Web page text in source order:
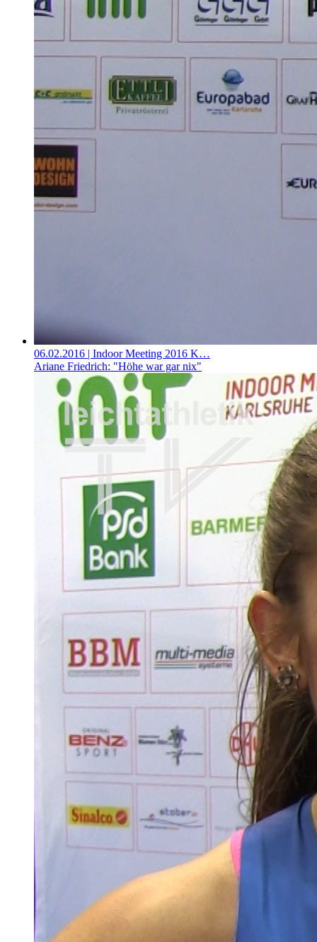
06.02.2016 | Indoor Meeting 2016 K…
Ariane Friedrich: "Höhe war gar nix"